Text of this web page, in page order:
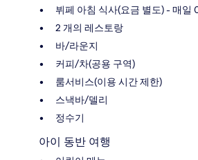
뷔페 아침 식사(요금 별도) - 매일
2 개의 레스토랑
바/라운지
커피/차(공용 구역)
룸서비스(이용 시간 제한)
스낵바/델리
정수기
아이 동반 여행